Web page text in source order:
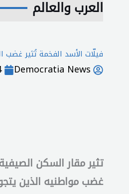
العرب والعالم
فيلّات الأسد الفخمة تُثير غضب
Democratia News
تثير مقار السكن
غضب مواطنيه الذين